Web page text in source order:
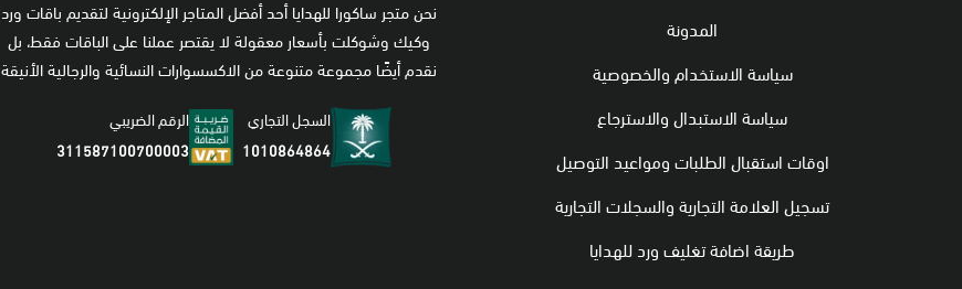
المدونة
سياسة الاستخدام والخصوصية
سياسة الاستبدال والاسترجاع
اوقات استقبال الطلبات ومواعيد التوصيل
تسجيل العلامة التجارية والسجلات التجارية
طريقة اضافة تغليف ورد للهدايا
نحن متجر ساكورا للهدايا أحد أفضل المتاجر الإلكترونية لتقديم باقات ورد
وكيك وشوكلت بأسعار معقولة لا يقتصر عملنا على الباقات فقط، بل
نقدم أيضًا مجموعة متنوعة من الاكسسوارات النسائية والرجالية الأنيقة
السجل التجاري
1010864864
الرقم الضريبي
311587100700003